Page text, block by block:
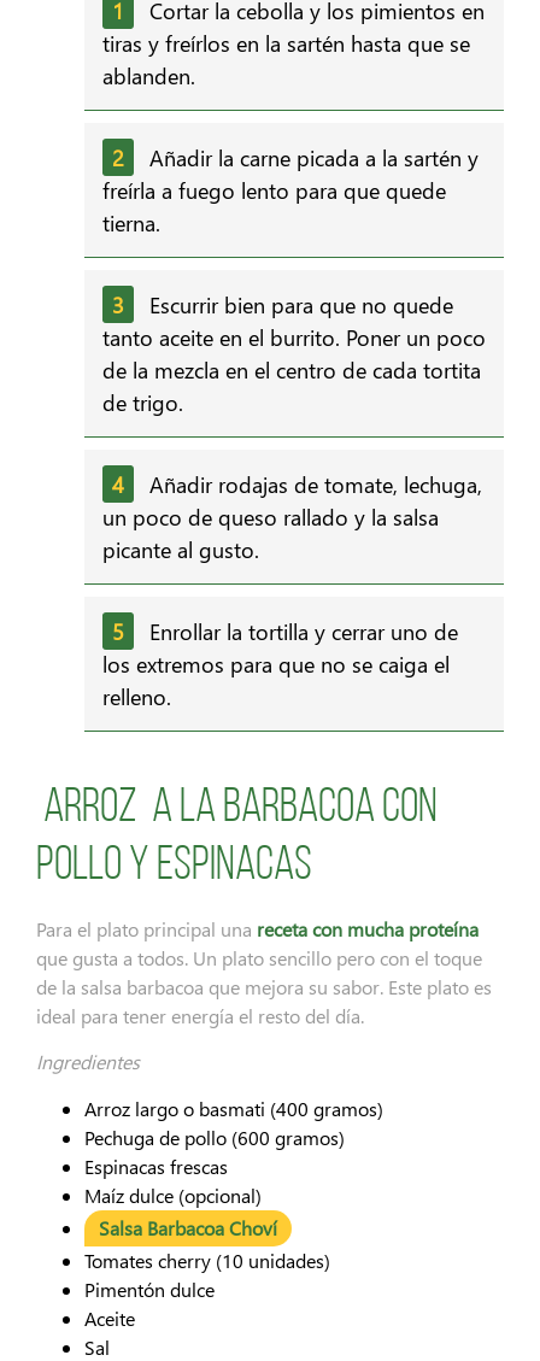
Cortar la cebolla y los pimientos en
tiras y freírlos en la sartén hasta que se
ablanden.
Añadir la carne picada a la sartén y
freírla a fuego lento para que quede
tierna.
Escurrir bien para que no quede
tanto aceite en el burrito. Poner un poco
de la mezcla en el centro de cada tortita
de trigo.
Añadir rodajas de tomate, lechuga,
un poco de queso rallado y la salsa
picante al gusto.
Enrollar la tortilla y cerrar uno de
los extremos para que no se caiga el
relleno.
Arroz a la barbacoa con
pollo y espinacas
Para el plato principal una receta con mucha proteína
que gusta a todos. Un plato sencillo pero con el toque
de la salsa barbacoa que mejora su sabor. Este plato es
ideal para tener energía el resto del día.
Ingredientes
Arroz largo o basmati (400 gramos)
Pechuga de pollo (600 gramos)
Espinacas frescas
Maíz dulce (opcional)
Salsa Barbacoa Choví
Tomates cherry (10 unidades)
Pimentón dulce
Aceite
Sal